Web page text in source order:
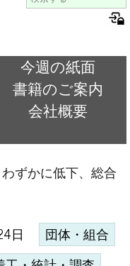
今週の紙面
書籍のご案内
会社概要
ずかに低下、総合
日 団体・組合